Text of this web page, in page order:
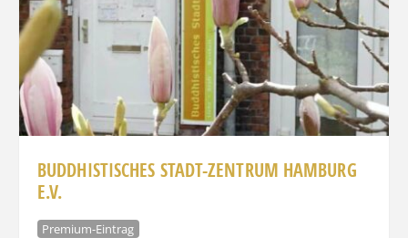
BUDDHISTISCHES STADT-ZENTRUM HAMBURG
E.V.
Premium-Eintrag